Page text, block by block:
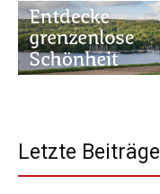
Letzte Beiträge